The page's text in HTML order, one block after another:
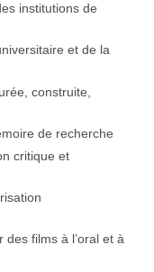
institutions de
et de la
construite,
de recherche
critique et
films à l’oral et à